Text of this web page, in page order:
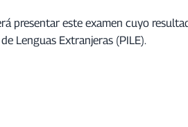
presentar este examen cuyo
Lenguas Extranjeras (PILE).